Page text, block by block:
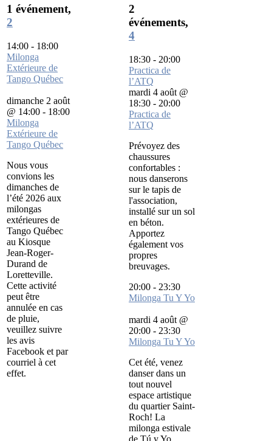
1 événement,
2
14:00 - 18:00
Milonga
Extérieure de
Tango Québec
dimanche 2 août
@ 14:00 - 18:00
Milonga
Extérieure de
Tango Québec
Nous vous
convions les
dimanches de
l’été 2026 aux
milongas
extérieures de
Tango Québec
au Kiosque
Jean-Roger-
Durand de
Loretteville.
Cette activité
peut être
annulée en cas
de pluie,
veuillez suivre
les avis
Facebook et par
courriel à cet
effet.
2
événements,
4
18:30 - 20:00
Practica de
l’ATQ
mardi 4 août @
18:30 - 20:00
Practica de
l’ATQ
Prévoyez des
chaussures
confortables :
nous danserons
sur le tapis de
l'association,
installé sur un sol
en béton.
Apportez
également vos
propres
breuvages.
20:00 - 23:30
Milonga Tu Y Yo
mardi 4 août @
20:00 - 23:30
Milonga Tu Y Yo
Cet été, venez
danser dans un
tout nouvel
espace artistique
du quartier Saint-
Roch! La
milonga estivale
de Tú y Yo